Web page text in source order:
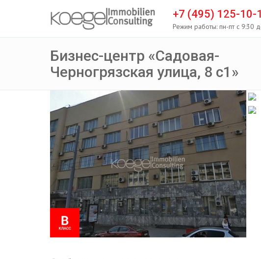
+7 (495) 125-10-
Режим работы: пн-пт с 9:30
Бизнес-центр «Садовая-
Черногрязская улица, 8 с1»